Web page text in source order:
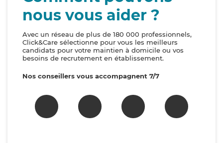
nous vous aider ?
Avec un réseau de plus de 180 000 professionnels,
Click&Care sélectionne pour vous les meilleurs
candidats pour votre maintien à domicile ou vos
besoins de recrutement en établissement.
Nos conseillers vous accompagnent 7/7